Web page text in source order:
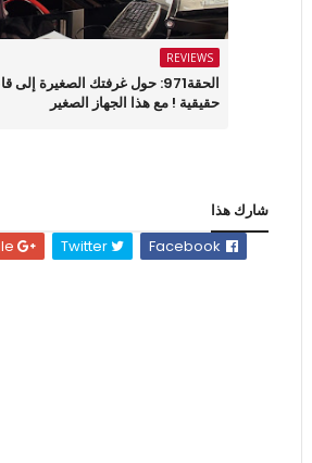
REVIEWS
الحقة971: حول غرفتك الصغيرة إلى
حقيقية ! مع هذا الجهاز الصغير
شارك هذا
Twitter